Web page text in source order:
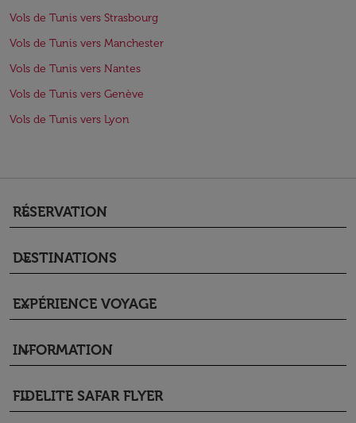
Vols de Tunis vers Strasbourg
Vols de Tunis vers Manchester
Vols de Tunis vers Nantes
Vols de Tunis vers Genève
Vols de Tunis vers Lyon
RÉSERVATION
keyboard_arrow_down
DESTINATIONS
keyboard_arrow_down
EXPÉRIENCE VOYAGE
keyboard_arrow_down
INFORMATION
keyboard_arrow_down
FIDELITE SAFAR FLYER
keyboard_arrow_down